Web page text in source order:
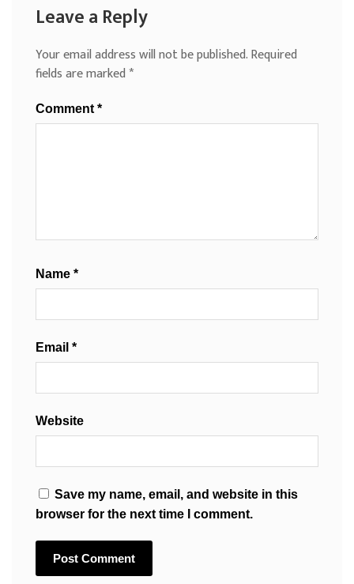
Leave a Reply
Your email address will not be published.Required
fields are marked*
Comment *
Name *
Email *
Website
Save my name, email, and website in this
browser for the next time I comment.